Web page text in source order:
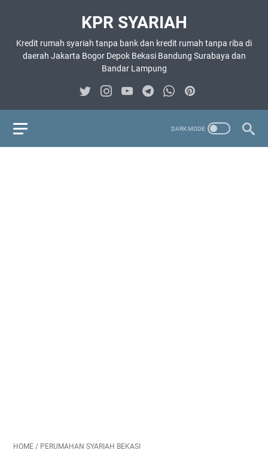
KPR SYARIAH
Kredit rumah syariah tanpa bank dan kredit rumah tanpa riba di
daerah Jakarta Bogor Depok Bekasi Bandung Surabaya dan
Bandar Lampung
HOME / PERUMAHAN SYARIAH BEKASI